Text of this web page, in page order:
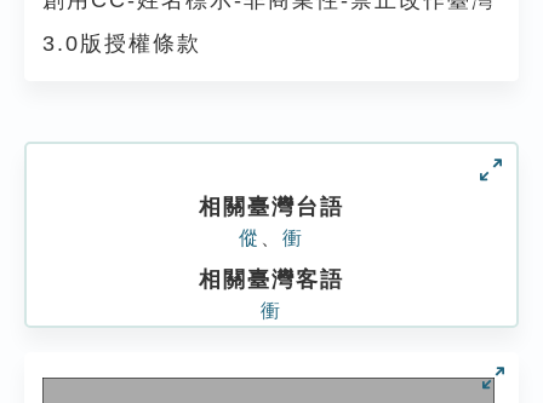
3.0版授權條款
相關臺灣台語
傱 衝
相關臺灣客語
衝